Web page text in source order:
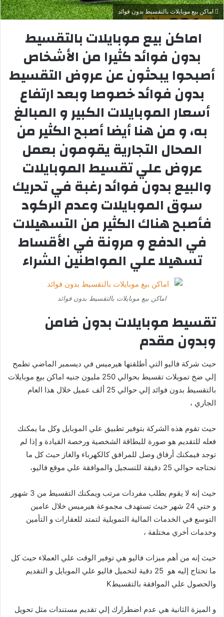
اماكن بيع موبايلات بالتقسيط بدون فوائد
اماكن بيع موبايلات بالتقسيط
بدون فوائدكثيرا من الأشخاص
أصبحوا يبحثون عن عروض التقسيط
بدون فوائد خصوصا وبعد ارتفاع
أسعار الموبايلات الكبير و المبالغ
به، و من هنا أيضا أصبح الكثير من
المحال التجارية يقومون بعمل
عروض علي تقسيط الموبايلات
والبيع بدون فوائد رغبة في تحريك
سوق الموبايلات وعدم الركود
فأصبح هناك الكثير من التسهيلات
في الدفع و مرونة في الأقساط
تسهيلا علي المواطنين الشراء
اماكن بيع موبايلات بالتقسيط بدون فوائد
تقسيط موبايلات بدون ضامن
وبدون مقدم
حيث شركة فاليو التي أطلقتها هيرميس في ديسمبر الماضي تطمح
إلي ضخ تمويلات تقسيط بحوالي 250 مليون جنيه اماكن بيع موبايلات
بالتقسيط بدون فوائد إلي حوالي 25 ألف عميل خلال هذا العام
الجاري ،
حيث تقوم هذه الشركة بتوفير تطبيق علي الموبايل وكل ما يمكنك
فعله للتقديم هو صورة للبطاقة الشخصية ورخصة القيادة و إذا لم
توجد فيمكنك أرفاق وصل للمرافق كالكهرباء والغاز حيث كل ما
تحتاجه حوالي 25 دقيقة للتسجيل والموافقة علي موقع فاليو،
حيث إنه لا يقوم بطلب مفردات مرتب ويمكنك التقسيط من 3 شهور
و حتي 24 شهر حيث تستهدف مجموعة هيرميس خلال عامين
التوسع في الخدمات المالية التمويلية لتمتد للعقارات و التأمين
وخدمات أخري مختلفة ،
حيث إنه من أهم ميزات فاليو هي توفير الوقت علي العملاء حيث كل
ما تحتاج إليه هو 25 دقية لتحميل فاليو علي الموبايل و التقديم
والحصول علي الموافقة بالتقسيطK
و الميزة الثانية هي عدم اضطرارك إلي تقديم مستندات مثل تحويل